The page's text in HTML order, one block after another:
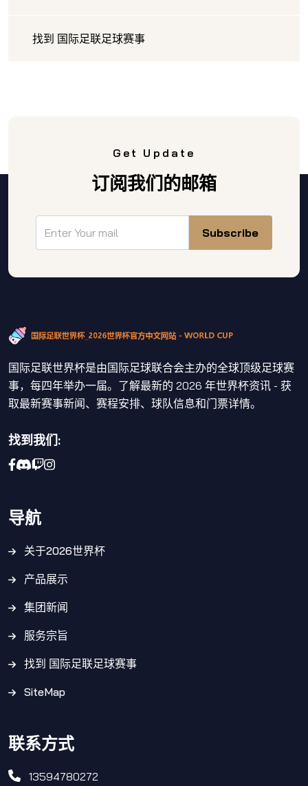
找到 国际足联足球赛事
Get Update
订阅我们的邮箱
Subscribe
国际足联世界杯是由国际足球联合会主办的全球顶级足球赛
事，每四年举办一届。了解最新的 2026 年世界杯资讯 - 获
取最新赛事新闻、赛程安排、球队信息和门票详情。
找到我们:
导航
关于2026世界杯
产品展示
集团新闻
服务宗旨
找到 国际足联足球赛事
SiteMap
联系方式
13594780272